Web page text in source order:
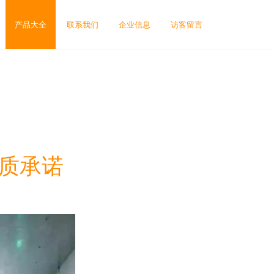
产品大全 联系我们 企业信息 访客留言
承诺